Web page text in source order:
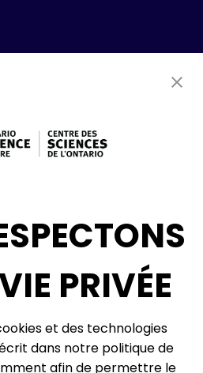
+ consultation
un organisme du gouvernement de
PRIVÉE
et des technologies
dans notre politique de
afin de permettre le